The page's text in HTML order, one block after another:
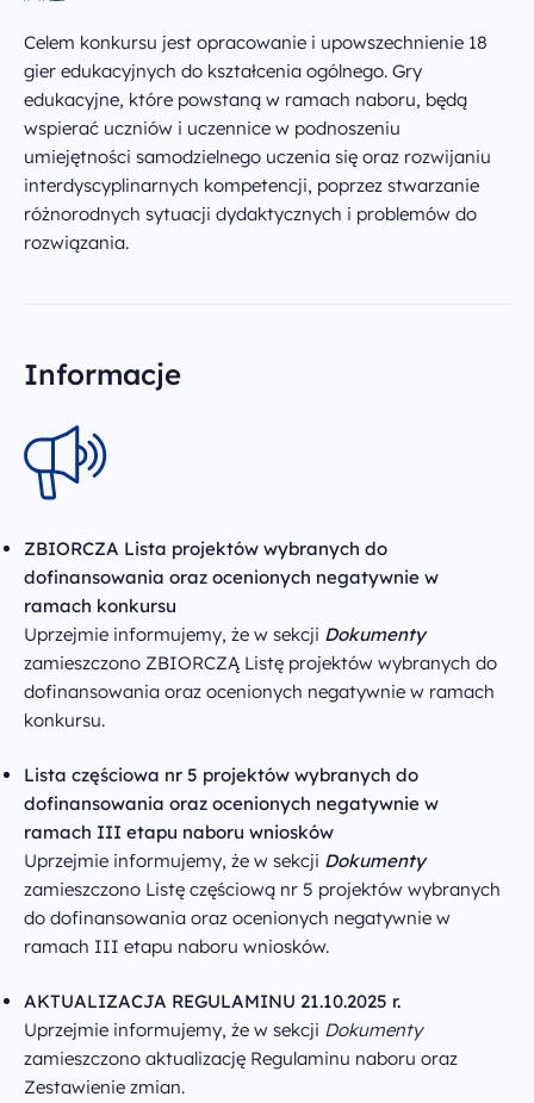
Celem konkursu jest opracowanie i upowszechnienie 18
gier edukacyjnych do kształcenia ogólnego. Gry
edukacyjne, które powstaną w ramach naboru, będą
wspierać uczniów i uczennice w podnoszeniu
umiejętności samodzielnego uczenia się oraz rozwijaniu
interdyscyplinarnych kompetencji, poprzez stwarzanie
różnorodnych sytuacji dydaktycznych i problemów do
rozwiązania.
Informacje
ZBIORCZA Lista projektów wybranych do
dofinansowania oraz ocenionych negatywnie w
ramach konkursu
Uprzejmie informujemy, że w sekcji Dokumenty
zamieszczono ZBIORCZĄ Listę projektów wybranych do
dofinansowania oraz ocenionych negatywnie w ramach
konkursu.
Lista częściowa nr 5 projektów wybranych do
dofinansowania oraz ocenionych negatywnie w
ramach III etapu naboru wniosków
Uprzejmie informujemy, że w sekcji Dokumenty
zamieszczono Listę częściową nr 5 projektów wybranych
do dofinansowania oraz ocenionych negatywnie w
ramach III etapu naboru wniosków.
AKTUALIZACJA REGULAMINU 21.10.2025 r.
Uprzejmie informujemy, że w sekcji Dokumenty
zamieszczono aktualizację Regulaminu naboru oraz
Zestawienie zmian.